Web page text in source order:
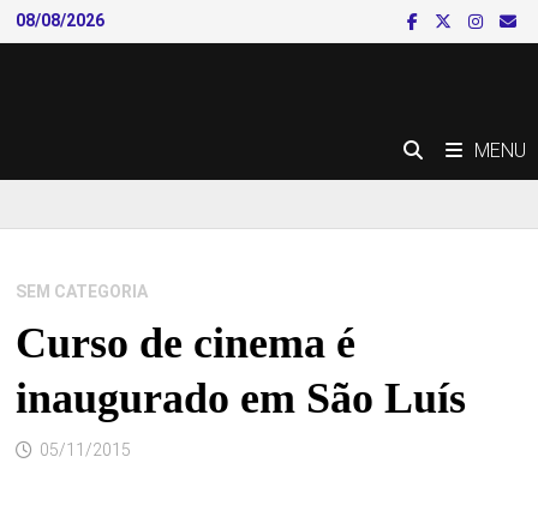
Skip
to
08/08/2026
MENU
SEM CATEGORIA
Curso de cinema é
inaugurado em São Luís
05/11/2015